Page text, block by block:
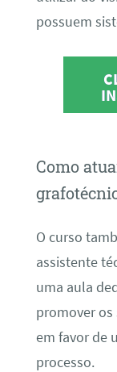
possuem
Como
O curso
assistente
uma aula
promover os
em favor de
processo.